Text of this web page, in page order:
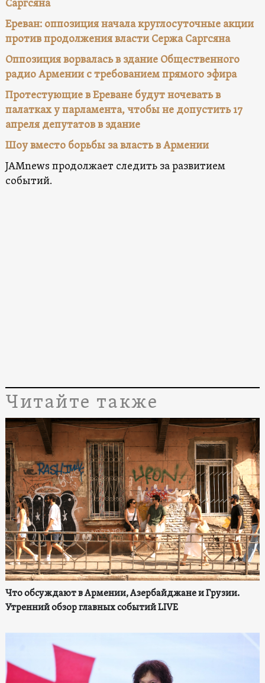
Саргсяна
Ереван: оппозиция начала круглосуточные акции
против продолжения власти Сержа Саргсяна
Оппозиция ворвалась в здание Общественного
радио Армении с требованием прямого эфира
Протестующие в Ереване будут ночевать в
палатках у парламента, чтобы не допустить 17
апреля депутатов в здание
Шоу вместо борьбы за власть в Армении
JAMnews продолжает следить за развитием
событий.
Читайте также
Что обсуждают в Армении, Азербайджане и Грузии.
Утренний обзор главных событий LIVE